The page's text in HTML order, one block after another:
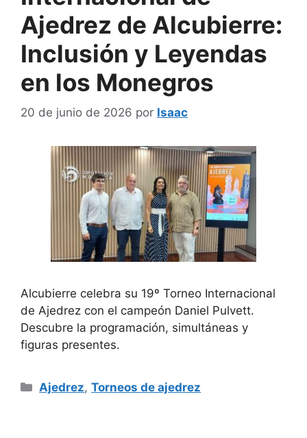
Ajedrez de Alcubierre:
Inclusión y Leyendas
en los Monegros
20 de junio de 2026 por Isaac
Alcubierre celebra su 19º Torneo Internacional
de Ajedrez con el campeón Daniel Pulvett.
Descubre la programación, simultáneas y
figuras presentes.
Categorías
Ajedrez,Torneos de ajedrez